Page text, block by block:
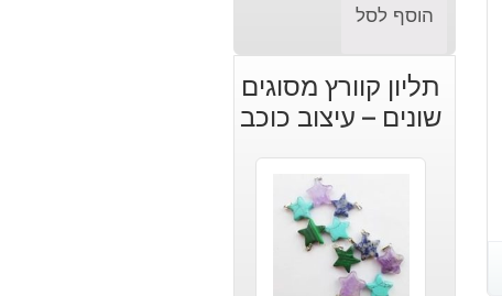
הוסף לסל
תליון קוורץ מסוגים
שונים – עיצוב כוכב